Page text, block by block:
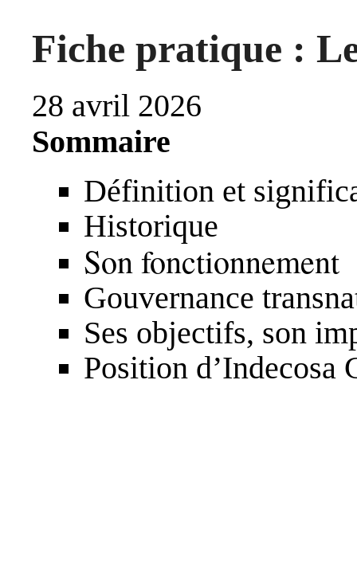
Fiche pratique :
28 avril 2026
Sommaire
Définition et
Historique
Son fonctionnement
Gouvernance
Ses objectifs, son
Position d’Indecosa